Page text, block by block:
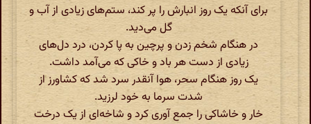
برای آنکه یک روز انبارش را پر کند، ستم‌های زیادی از آب و
گل می‌دید.
در هنگام شخم زدن و پرچین به پا کردن، درد دل‌های
زیادی از دست هر باد و خاکی که می‌آمد داشت.
یک روز هنگام سحر، هوا آنقدر سرد شد که کشاورز از
شدت سرما به خود لرزید.
خار و خاشاکی را جمع آوری کرد و شاخه‌ای از یک درخت